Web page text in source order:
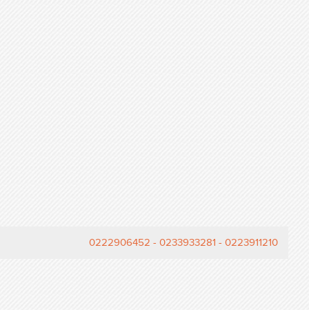
0223911210 - 0233933281 - 0222906452